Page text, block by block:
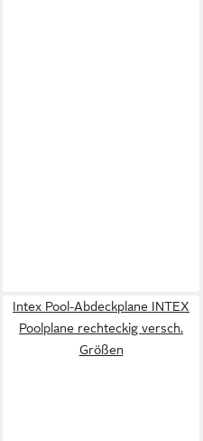
Intex Pool-Abdeckplane INTEX
Poolplane rechteckig versch.
Größen